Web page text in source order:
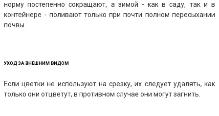
норму постепенно сокращают, а зимой - как в саду, так и в
контейнере - поливают только при почти полном пересыхании
почвы.
УХОД ЗА ВНЕШНИМ ВИДОМ
Если цветки не используют на срезку, их следует удалять, как
только они отцветут, в противном случае они могут загнить.